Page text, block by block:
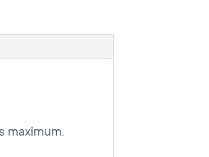
maximum.